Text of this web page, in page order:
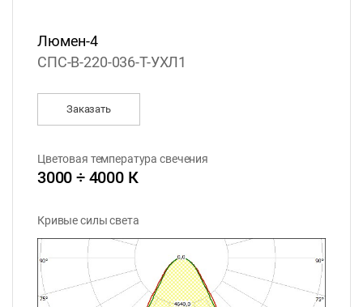
Люмен-4
СПС-В-220-036-Т-УХЛ1
Заказать
Цветовая температура свечения
3000 ÷ 4000 К
Кривые силы света